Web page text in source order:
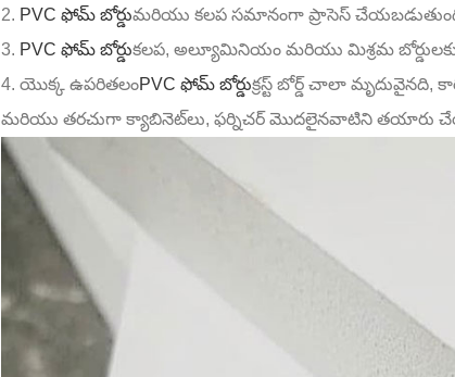
2. PVC ఫోమ్ బోర్డుమరియు కలప సమానంగా ప్రాసెస్ చేయబడుతుంది
3. PVC ఫోమ్ బోర్డుకలప, అల్యూమినియం మరియు మిశ్రమ
4. యొక్క ఉపరితలంPVC ఫోమ్ బోర్డుక్రస్ట్ బోర్డ్ చాలా మృదువైనది,
మరియు తరచుగా క్యాబినెట్‌లు, ఫర్నిచర్ మొదలైనవాటిని తయారు